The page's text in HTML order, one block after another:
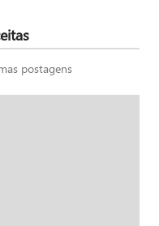
postagens